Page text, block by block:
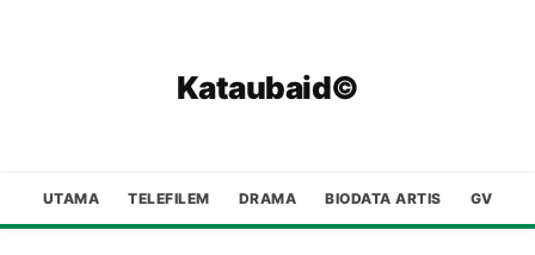
Kataubaid©
UTAMA TELEFILEM DRAMA BIODATA ARTIS GV